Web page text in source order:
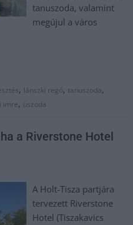
tanuszoda, valamint
megújul a város
, lánszki regő, tanuszoda,
imre, uszoda
a Riverstone Hotel
A Holt-Tisza partjára
tervezett Riverstone
Hotel (Tiszakavics